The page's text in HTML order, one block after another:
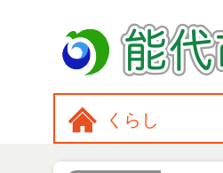
くらし